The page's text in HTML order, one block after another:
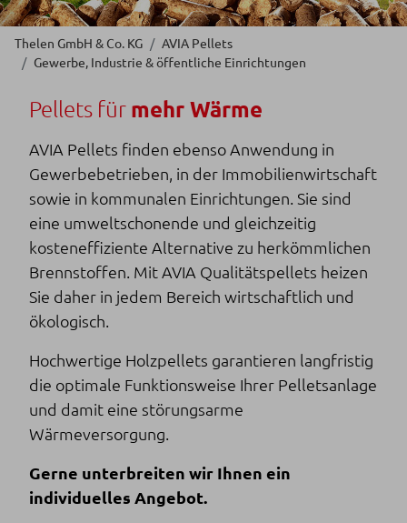
Thelen GmbH & Co. KG
AVIA Pellets
Gewerbe, Industrie & öffentliche Einrichtungen
Pellets für mehr Wärme
AVIA Pellets finden ebenso Anwendung in
Gewerbebetrieben, in der Immobilienwirtschaft
sowie in kommunalen Einrichtungen. Sie sind
eine umweltschonende und gleichzeitig
kosteneffiziente Alternative zu herkömmlichen
Brennstoffen. Mit AVIA Qualitätspellets heizen
Sie daher in jedem Bereich wirtschaftlich und
ökologisch.
Hochwertige Holzpellets garantieren langfristig
die optimale Funktionsweise Ihrer Pelletsanlage
und damit eine störungsarme
Wärmeversorgung.
Gerne unterbreiten wir Ihnen ein
individuelles Angebot.